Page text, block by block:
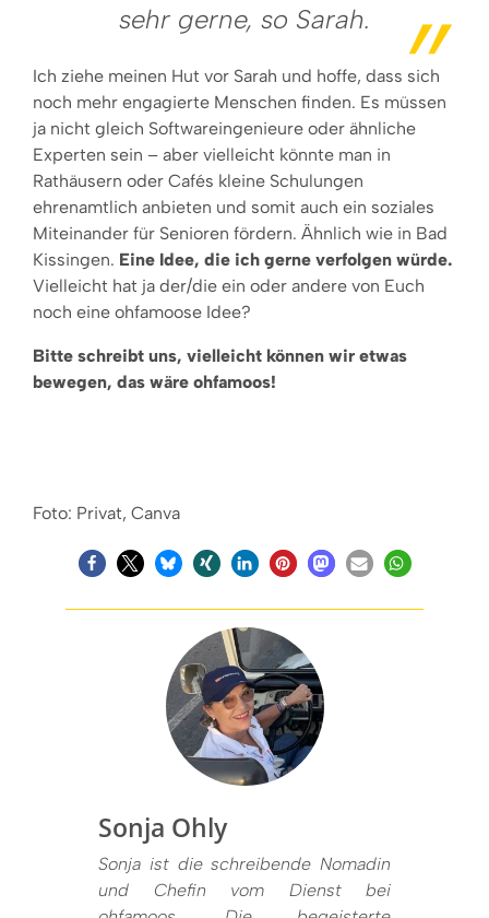
sehr gerne, so Sarah.
Ich ziehe meinen Hut vor Sarah und hoffe, dass sich
noch mehr engagierte Menschen finden. Es müssen
ja nicht gleich Softwareingenieure oder ähnliche
Experten sein – aber vielleicht könnte man in
Rathäusern oder Cafés kleine Schulungen
ehrenamtlich anbieten und somit auch ein soziales
Miteinander für Senioren fördern. Ähnlich wie in Bad
Kissingen. Eine Idee, die ich gerne verfolgen würde.
Vielleicht hat ja der/die ein oder andere von Euch
noch eine ohfamoose Idee?
Bitte schreibt uns, vielleicht können wir etwas
bewegen, das wäre ohfamoos!
Foto: Privat, Canva
Sonja Ohly
Sonja ist die schreibende Nomadin
und Chefin vom Dienst bei